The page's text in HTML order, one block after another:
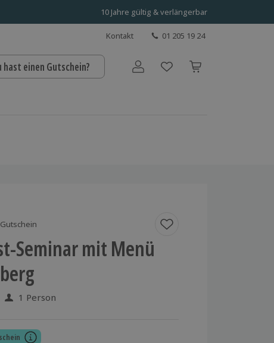
10 Jahre gültig & verlängerbar
Kontakt 01 205 19 24
hast einen Gutschein? Benutzerkonto
Seminar mit Menü
aus 3 Bewertungen
1 Person